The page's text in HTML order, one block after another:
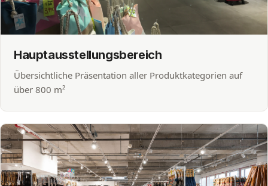
Hauptausstellungsbereich
Übersichtliche Präsentation aller Produktkategorien auf
über 800 m²